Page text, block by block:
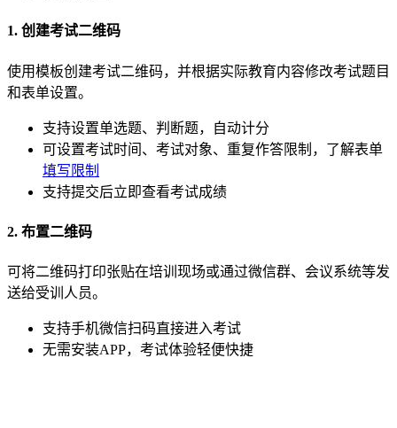
1. 创建考试二维码
使用模板创建考试二维码，并根据实际教育内容修改考试题目
和表单设置。
支持设置单选题、判断题，自动计分
可设置考试时间、考试对象、重复作答限制，了解表单
填写限制
支持提交后立即查看考试成绩
2. 布置二维码
可将二维码打印张贴在培训现场或通过微信群、会议系统等发
送给受训人员。
支持手机微信扫码直接进入考试
无需安装APP，考试体验轻便快捷